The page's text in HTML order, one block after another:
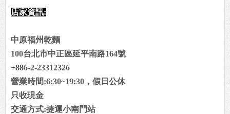
店家資訊:
中原福州乾麵
100台北市中正區延平南路164號
+886-2-23312326
營業時間:6:30~19:30，假日公休
只收現金
交通方式:捷運小南門站